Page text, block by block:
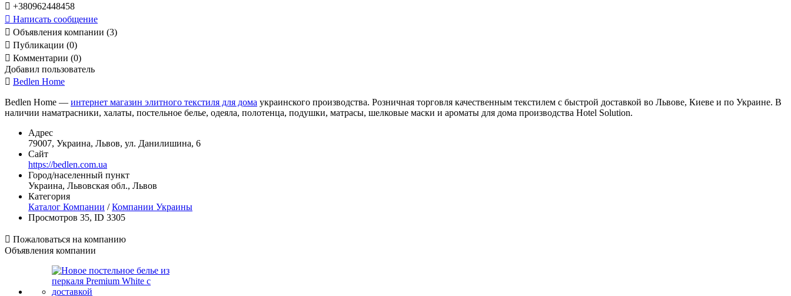
 +380962448458
 Написать сообщение
 Объявления компании (3)
 Публикации (0)
 Комментарии (0)
Добавил пользователь
 Bedlen Home
Bedlen Home — интернет магазин элитного текстиля для дома украинского производства. Розничная торговля качественным текстилем с быстрой доставкой во Львове, Киеве и по Украине. В
наличии наматрасники, халаты, постельное белье, одеяла, полотенца, подушки, матрасы, шелковые маски и ароматы для дома производства Hotel Solution.
Адрес
79007, Украина, Львов, ул. Данилишина, 6
Сайт
https://bedlen.com.ua
Город/населенный пункт
Украина, Львовская обл., Львов
Категория
Каталог Компании /Компании Украины
Просмотров 35, ID 3305
 Пожаловаться на компанию
Объявления компании